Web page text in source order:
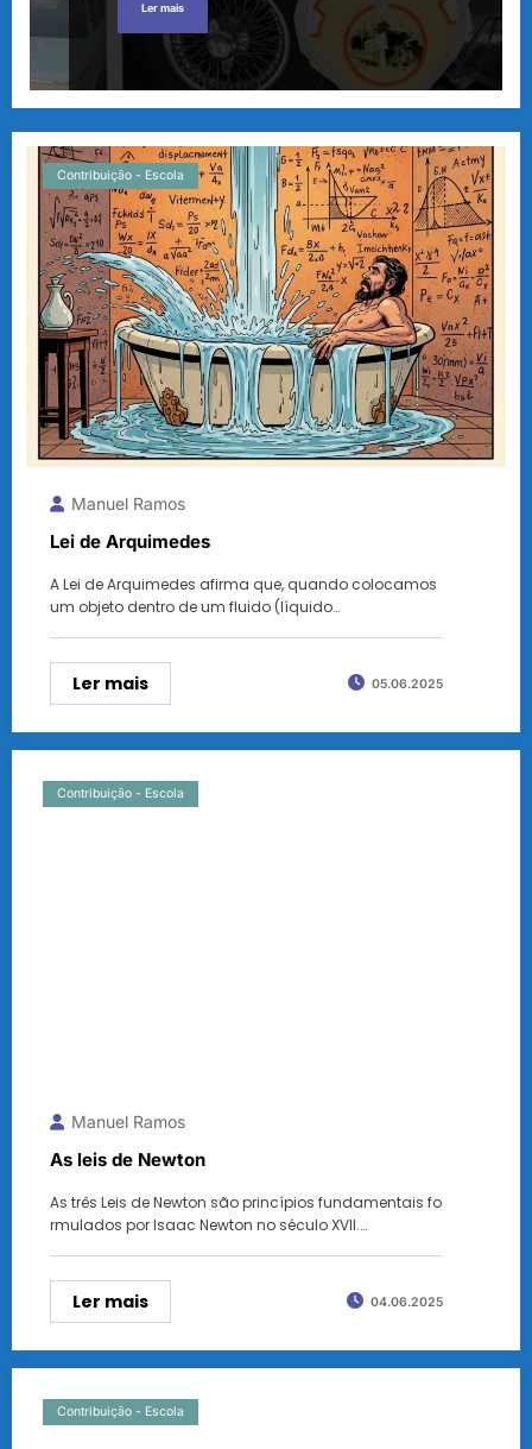
Ler mais
Contribuição - Escola
Manuel Ramos
Lei de Arquimedes
A Lei de Arquimedes afirma que, quando colocamos
um objeto dentro de um fluido (líquido…
Ler mais 05.06.2025
Contribuição - Escola
Manuel Ramos
As leis de Newton
As três Leis de Newton são princípios fundamentais fo
rmulados por Isaac Newton no século XVII.…
Ler mais 04.06.2025
Contribuição - Escola